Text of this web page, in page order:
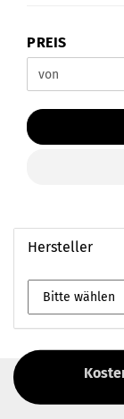
PREIS
PREIS
Preis bis
Hersteller